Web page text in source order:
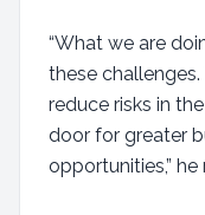
“What we are
these challenges.
reduce risks in
door for greater
opportunities,” he